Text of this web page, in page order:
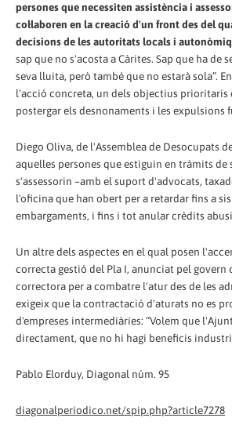
persones que necessiten assistència i
col·laboren en la creació d'un front des del
decisions de les autoritats locals i
sap que no s'acosta a Càrites. Sap que ha de
seva lluita, però també que no estarà sola”.
l'acció concreta, un dels objectius prioritaris
postergar els desnonaments i les
Diego Oliva, de l'Assemblea de Desocupats
aquelles persones que estiguin en tràmits de
s'assessorin –amb el suport d'advocats,
l'oficina que han obert per a retardar fins a sis
embargaments, i fins i tot anular crèdits
Un altre dels aspectes en el qual posen
correcta gestió del Pla I, anunciat pel govern
correctora per a combatre l'atur des de les
exigeix que la contractació d'aturats no es
d'empreses intermediàries: “Volem que
directament, que no hi hagi beneficis
Pablo Elorduy, Diagonal núm. 95
diagonalperiodico.net/spip.php?article7278